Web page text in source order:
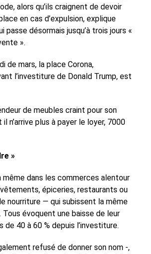
alors qu’ils craignent de devoir
en cas d’expulsion, explique
passe désormais jusqu’à trois jours «
».
de mars, la place Corona,
l’investiture de Donald Trump, est
de meubles craint pour son
n’arrive plus à payer le loyer, 7000
»
même dans les commerces alentour
épiceries, restaurants ou
nourriture — qui subissent la même
évoquent une baisse de leur
de 40 à 60 % depuis l’investiture.
refusé de donner son nom -,